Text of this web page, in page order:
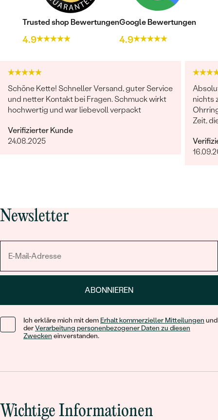
Trusted shop Bewertungen
4.9
Google Bewertungen
4.9
Schöne Kette! Schneller Versand, guter Service
und netter Kontakt bei Fragen. Schmuck wirkt
hochwertig und war liebevoll verpackt
Verifizierter Kunde
24.08.2025
nichts
Zeit,
Newsletter
ABONNIEREN
Ich erkläre mich mit dem Erhalt kommerzieller Mitteilungen und
derVerarbeitung personenbezogener Daten zu diesen
Zwecken einverstanden.
Wichtige Informationen